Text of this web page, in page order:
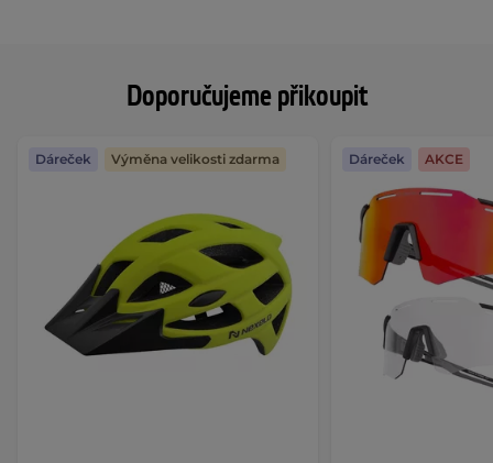
Doporučujeme přikoupit
Dáreček Výměna velikosti zdarma Dáreček AKCE